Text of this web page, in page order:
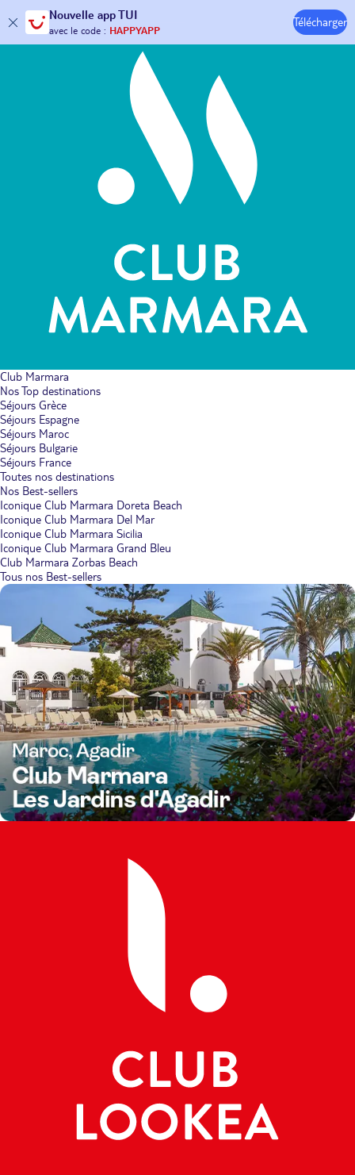
Nouvelle app TUI
30€ offerts*sur votrevoyage !
avec le code :HAPPYAPP
Télécharger
Hôtels & Clubs
Club Marmara
Nos Top destinations
Séjours Grèce
Séjours Espagne
Séjours Maroc
Séjours Bulgarie
Séjours France
Toutes nos destinations
Nos Best-sellers
Iconique Club Marmara Doreta Beach
Iconique Club Marmara Del Mar
Iconique Club Marmara Sicilia
Iconique Club Marmara Grand Bleu
Club Marmara Zorbas Beach
Tous nos Best-sellers